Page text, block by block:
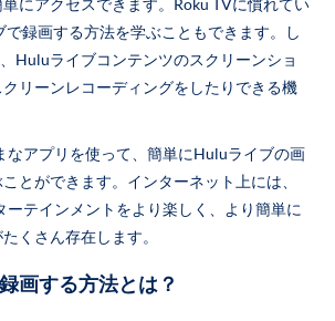
にアクセスできます。Roku TVに慣れてい
録画する方法を学ぶこともできます。し
Huluライブコンテンツのスクリーンショ
リーンレコーディングをしたりできる機
なアプリを使って、簡単にHuluライブの画
とができます。インターネット上には、
ーテインメントをより楽しく、より簡単に
くさん存在します。
画する方法とは？